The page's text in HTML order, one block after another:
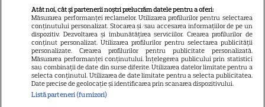
Copyright2026 Ringier Romania – Toate Drepturile rezervate
Atât noi, cât și partenerii noștri prelucrăm datele pentru a oferi:
Măsurarea performanței reclamelor. Utilizarea profilurilor pentru selectarea
conținutului personalizat. Stocarea și/sau accesarea informațiilor de pe un
dispozitiv. Dezvoltarea și îmbunătățirea serviciilor. Crearea profilurilor de
conținut personalizat. Utilizarea profilurilor pentru selectarea publicității
personalizate. Crearea profilurilor pentru publicitate personalizată.
Măsurarea performanței conținutului. Înțelegerea publicului prin statistici
sau combinații de date din surse diferite. Utilizarea datelor limitate pentru a
selecta conținutul. Utilizarea de date limitate pentru a selecta publicitatea.
Date precise de geolocație și identificarea prin scanarea dispozitivului.
Listă parteneri (furnizori)